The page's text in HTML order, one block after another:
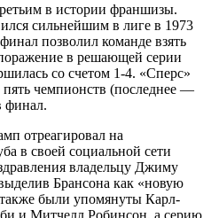
в истории франшизы.
сильнейшим в лиге в 1973
позволил команде взять
в решающей серии
со счетом 1-4. «Сперс»
чемпионств (последнее —
финал.
отреагировал на
в своей социальной сети
владельцу Джиму
Брансона как «новую
были упомянуты Карл-
и Митчелл Робинсон, а серию